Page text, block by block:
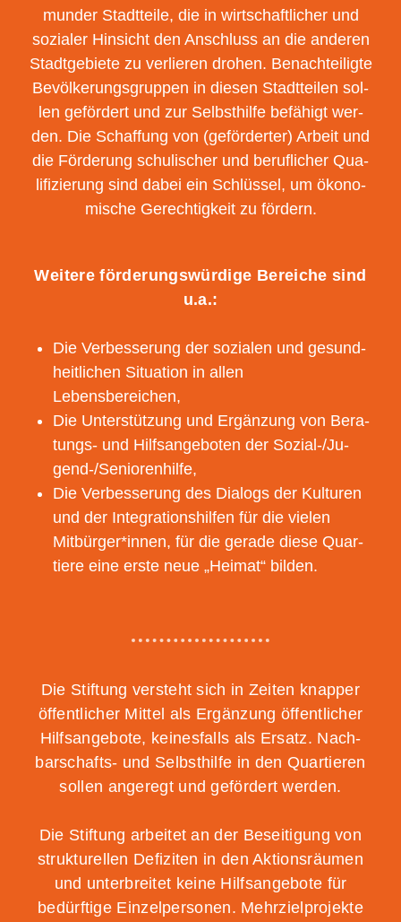
mun­der Stadt­tei­le, die in wirt­schaft­li­cher und
sozia­ler Hin­sicht den Anschluss an die ande­ren
Stadt­ge­bie­te zu ver­lie­ren dro­hen. Benach­tei­lig­te
Bevöl­ke­rungs­grup­pen in die­sen Stadt­tei­len sol­
len geför­dert und zur Selbst­hil­fe befä­higt wer­
den. Die Schaf­fung von (geför­der­ter) Arbeit und
die För­de­rung schu­li­scher und beruf­li­cher Qua­
li­fi­zie­rung sind dabei ein Schlüs­sel, um öko­no­
mi­sche Gerech­tig­keit zu fördern.
Wei­te­re för­de­rungs­wür­di­ge Berei­che sind
u.a.:
Die Ver­bes­se­rung der sozia­len und gesund­
heit­li­chen Situa­ti­on in allen
Lebensbereichen,
Die Unter­stüt­zung und Ergän­zung von Bera­
tungs- und Hilfs­an­ge­bo­ten der Sozi­al-/Ju­
gend-/Se­nio­ren­hil­fe,
Die Ver­bes­se­rung des Dia­logs der Kul­tu­ren
und der Inte­gra­ti­ons­hil­fen für die vie­len
Mitbürger*innen, für die gera­de die­se Quar­
tie­re eine ers­te neue „Hei­mat“ bilden.
Die Stif­tung ver­steht sich in Zei­ten knap­per
öffent­li­cher Mit­tel als Ergän­zung öffent­li­cher
Hilfs­an­ge­bo­te, kei­nes­falls als Ersatz. Nach­
bar­schafts- und Selbst­hil­fe in den Quar­tie­ren
sol­len ange­regt und geför­dert werden.
Die Stif­tung arbei­tet an der Besei­ti­gung von
struk­tu­rel­len Defi­zi­ten in den Akti­ons­räu­men
und unter­brei­tet kei­ne Hilfs­an­ge­bo­te für
bedürf­ti­ge Ein­zel­per­so­nen. Mehr­ziel­pro­jek­te